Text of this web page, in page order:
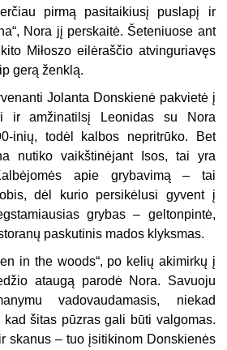
pirmą pasitaikiusį puslapį ir
Nora jį perskaitė. Šeteniuose ant
Miłoszo eilėraščio atvinguriavęs
gerą ženklą.
Jolanta Donskienė pakvietė į
ir amžinatilsį Leonidas su Nora
inių, todėl kalbos nepritrūko. Bet
nutiko vaikštinėjant Isos, tai yra
apie grybavimą ­– tai
dėl kurio persikėlusi gyvent į
grybas – geltonpintė,
paskutinis mados klyksmas.
in the woods“, po kelių akimirkų į
ataugą parodė Nora. Savuoju
vadovaudamasis, niekad
šitas pūzras gali būti valgomas.
skanus – tuo įsitikinom Donskienės